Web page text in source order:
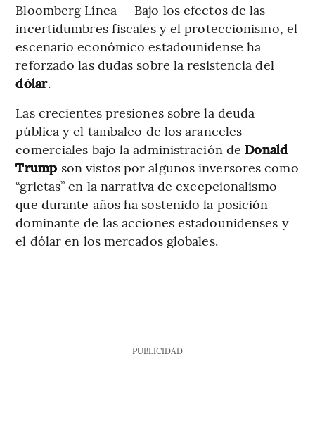
Bloomberg Línea — Bajo los efectos de las
incertidumbres fiscales y el proteccionismo, el
escenario económico estadounidense ha
reforzado las dudas sobre la resistencia del
dólar.
Las crecientes presiones sobre la deuda
pública y el tambaleo de los aranceles
comerciales bajo la administración de Donald
Trump son vistos por algunos inversores como
“grietas” en la narrativa de excepcionalismo
que durante años ha sostenido la posición
dominante de las acciones estadounidenses y
el dólar en los mercados globales.
PUBLICIDAD